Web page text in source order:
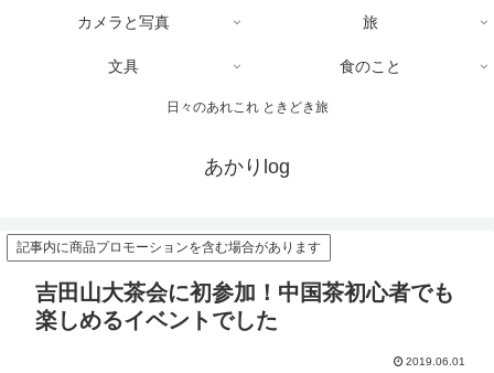
日々のあれこれ ときどき旅
あかりlog
カメラと写真 旅
文具 食のこと
記事内に商品プロモーションを含む場合があります
吉田山大茶会に初参加！中国茶初心者でも
楽しめるイベントでした
2019.06.01